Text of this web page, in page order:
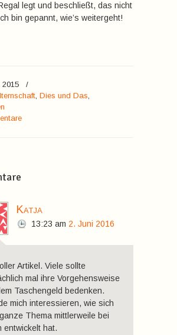
legt und beschließt, das nicht
bin gepannt, wie’s weitergeht!
2015
/
, Dies und Das,
Katja
13:23 am 2. Juni 2016
Artikel. Viele sollte
mal ihre Vorgehensweise
Taschengeld bedenken.
mich interessieren, wie sich
Thema mittlerweile bei
entwickelt hat.